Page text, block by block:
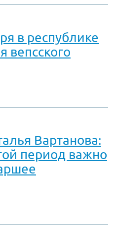
в республике
вепсского
Вартанова:
период важно